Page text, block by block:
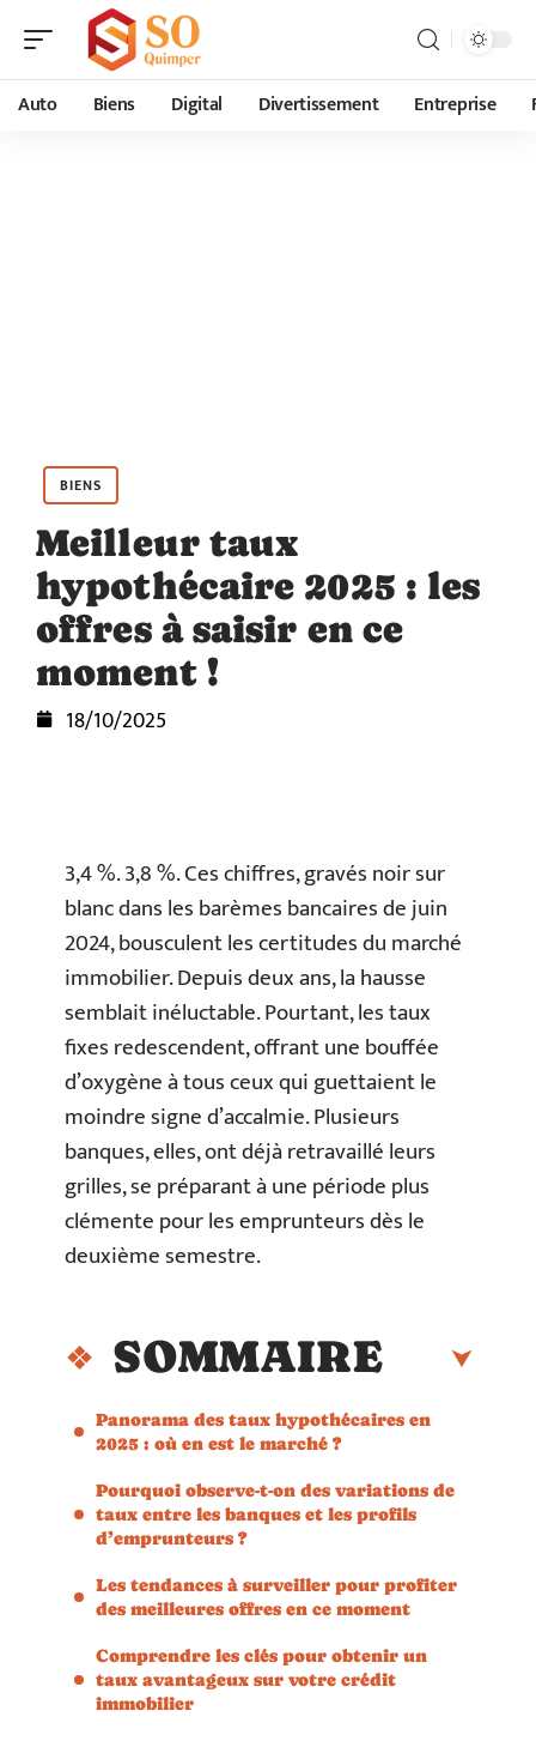
Auto Biens Digital Divertissement Entreprise
BIENS
Meilleur taux
hypothécaire 2025 : les
offres à saisir en ce
moment !
18/10/2025
3,4 %. 3,8 %. Ces chiffres, gravés noir sur
blanc dans les barèmes bancaires de juin
2024, bousculent les certitudes du marché
immobilier. Depuis deux ans, la hausse
semblait inéluctable. Pourtant, les taux
fixes redescendent, offrant une bouffée
d’oxygène à tous ceux qui guettaient le
moindre signe d’accalmie. Plusieurs
banques, elles, ont déjà retravaillé leurs
grilles, se préparant à une période plus
clémente pour les emprunteurs dès le
deuxième semestre.
SOMMAIRE
Panorama des taux hypothécaires en
2025 : où en est le marché ?
Pourquoi observe-t-on des variations de
taux entre les banques et les profils
d’emprunteurs ?
Les tendances à surveiller pour profiter
des meilleures offres en ce moment
Comprendre les clés pour obtenir un
taux avantageux sur votre crédit
immobilier